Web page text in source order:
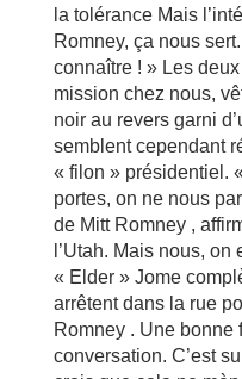
la tolérance Mais
Romney, ça nous
connaître ! » Les
mission chez nous,
noir au revers garni
semblent cependant
« filon » présidentiel.
portes, on ne nous
de Mitt Romney ,
l’Utah. Mais nous,
« Elder » Jome
arrêtent dans la rue
Romney . Une bonne
conversation. C’est